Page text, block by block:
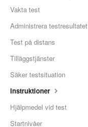
Vakta test
Administrera testresultatet
Test på distans
Tilläggstjänster
Säker testsituation
Instruktioner
Hjälpmedel vid test
Startnivåer